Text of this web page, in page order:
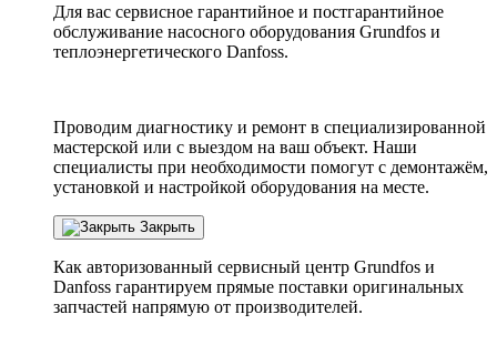
Для вас сервисное гарантийное и постгарантийное
обслуживание насосного оборудования Grundfos и
теплоэнергетического Danfoss.
Проводим диагностику и ремонт в специализированной
мастерской или с выездом на ваш объект. Наши
специалисты при необходимости помогут с демонтажём,
установкой и настройкой оборудования на месте.
Закрыть
Как авторизованный сервисный центр Grundfos и
Danfoss гарантируем прямые поставки оригинальных
запчастей напрямую от производителей.